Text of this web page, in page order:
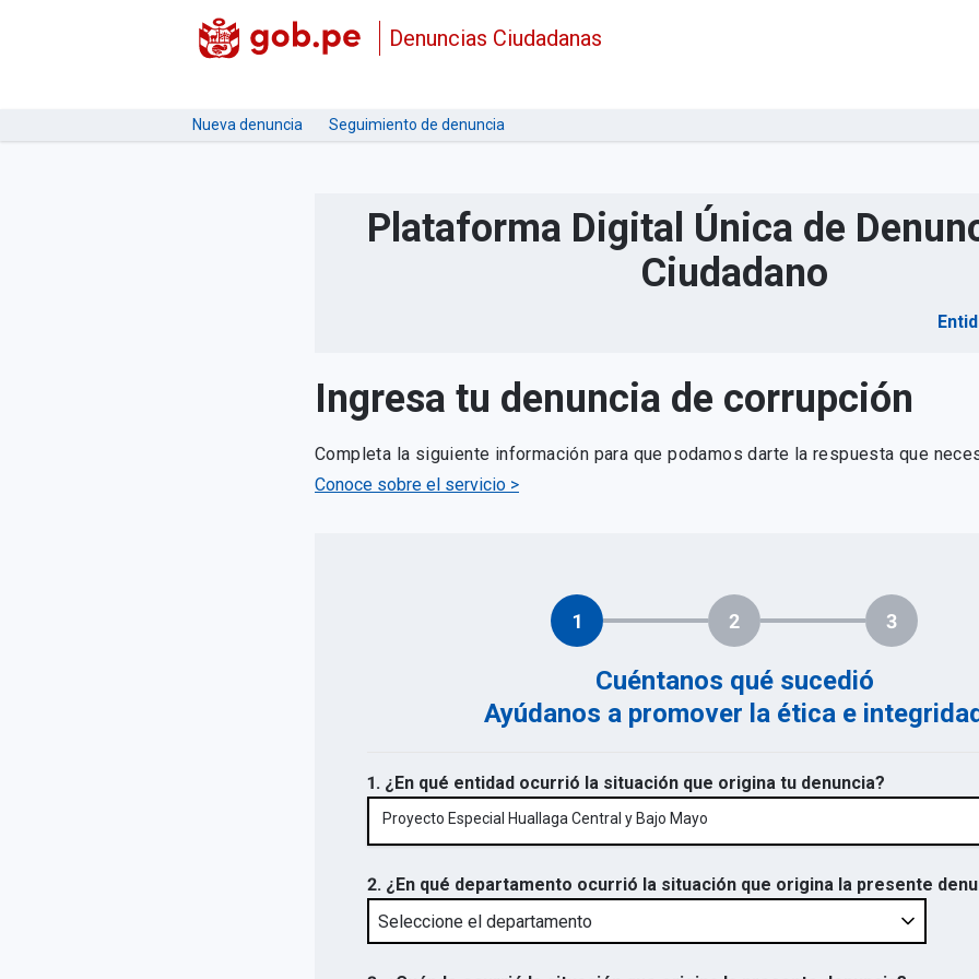
Denuncias Ciudadanas
Nueva denuncia Seguimiento de denuncia
Plataforma Digital Única de
Ciudadano
Ingresa tu denuncia de corrupción
Completa la siguiente información para que podamos darte la respuesta que
Conoce sobre el servicio >
1 2 3
Cuéntanos qué sucedió
Ayúdanos a promover la ética e integridad
1. ¿En qué entidad ocurrió la situación que origina tu denuncia?
Proyecto Especial Huallaga Central y Bajo Mayo
2. ¿En qué departamento ocurrió la situación que origina la presente